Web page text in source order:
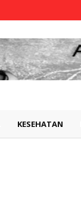
KESEHATAN